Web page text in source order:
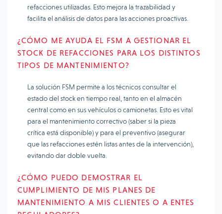
refacciones utilizadas. Esto mejora la trazabilidad y
facilita el análisis de datos para las acciones proactivas.
¿CÓMO ME AYUDA EL FSM A GESTIONAR EL
STOCK DE REFACCIONES PARA LOS DISTINTOS
TIPOS DE MANTENIMIENTO?
La solución FSM permite a los técnicos consultar el
estado del stock en tiempo real, tanto en el almacén
central como en sus vehículos o camionetas. Esto es vital
para el mantenimiento correctivo (saber si la pieza
crítica está disponible) y para el preventivo (asegurar
que las refacciones estén listas antes de la intervención),
evitando dar doble vuelta.
¿CÓMO PUEDO DEMOSTRAR EL
CUMPLIMIENTO DE MIS PLANES DE
MANTENIMIENTO A MIS CLIENTES O A ENTES